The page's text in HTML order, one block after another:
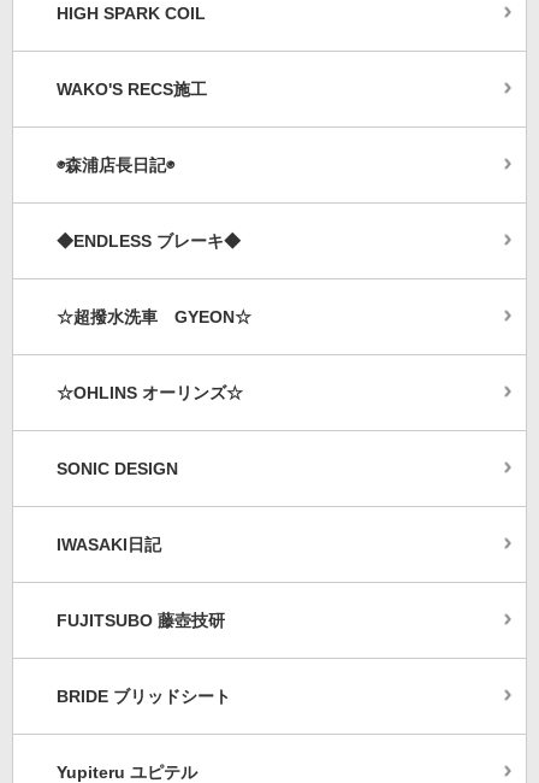
HIGH SPARK COIL
WAKO'S RECS施工
◉森浦店長日記◉
◆ENDLESS ブレーキ◆
☆超撥水洗車 GYEON☆
☆OHLINS オーリンズ☆
SONIC DESIGN
IWASAKI日記
FUJITSUBO 藤壺技研
BRIDE ブリッドシート
Yupiteru ユピテル